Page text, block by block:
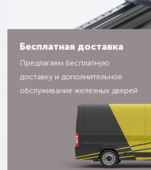
Бесплатная доставка
Предлагаем бесплатную
доставку и дополнительное
обслуживание железных дверей